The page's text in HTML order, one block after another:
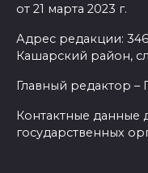
от 21 марта 2023 г.
Адрес редакции:
Кашарский район,
Главный редактор –
Контактные данные
государственных